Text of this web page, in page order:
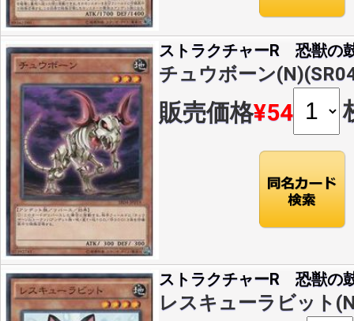
ストラクチャーR 恐獣の
チュウボーン
販売価格¥54
ストラクチャーR 恐獣の
レスキューラビット